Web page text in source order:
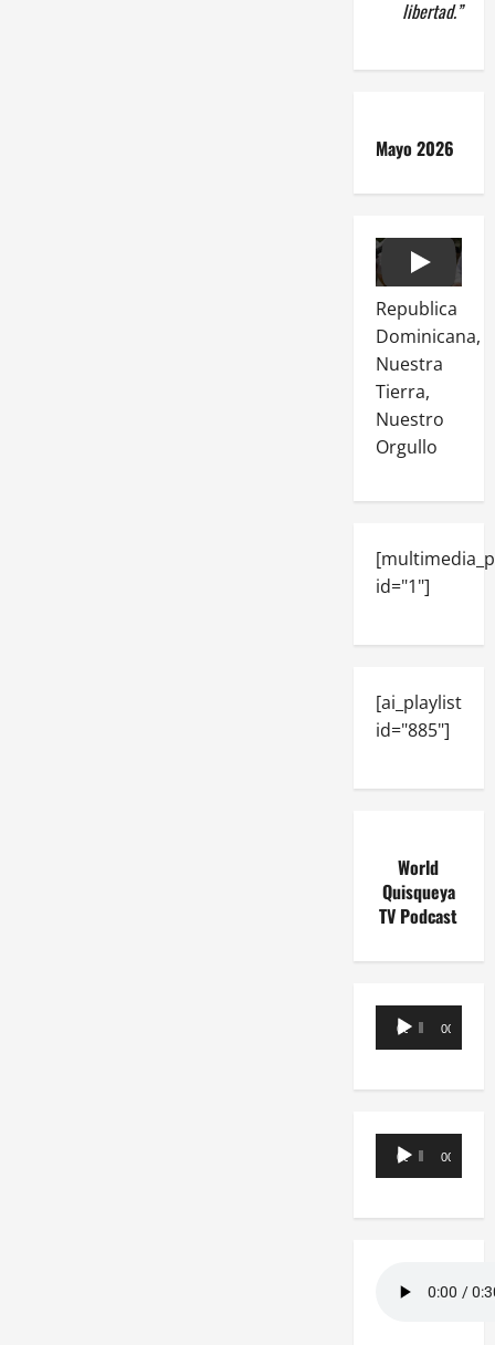
libertad.”
Mayo 2026
Play
Republica
Dominicana,
Nuestra
Tierra,
Nuestro
Orgullo
id="1"]
[ai_playlist
id="885"]
World
Quisqueya
TV Podcast
Reproductor
de
00:00 00:00
Reproductor
de
00:00 00:00